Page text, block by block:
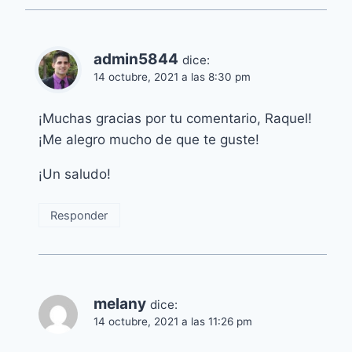
admin5844 dice:
14 octubre, 2021 a las 8:30 pm
¡Muchas gracias por tu comentario, Raquel!
¡Me alegro mucho de que te guste!
¡Un saludo!
Responder
melany dice:
14 octubre, 2021 a las 11:26 pm